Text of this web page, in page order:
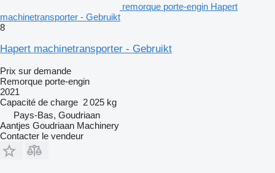
remorque porte-engin Hapert
machinetransporter - Gebruikt
8
Hapert machinetransporter - Gebruikt
Prix sur demande
Remorque porte-engin
2021
Capacité de charge 2 025 kg
Pays-Bas, Goudriaan
Aantjes Goudriaan Machinery
Contacter le vendeur